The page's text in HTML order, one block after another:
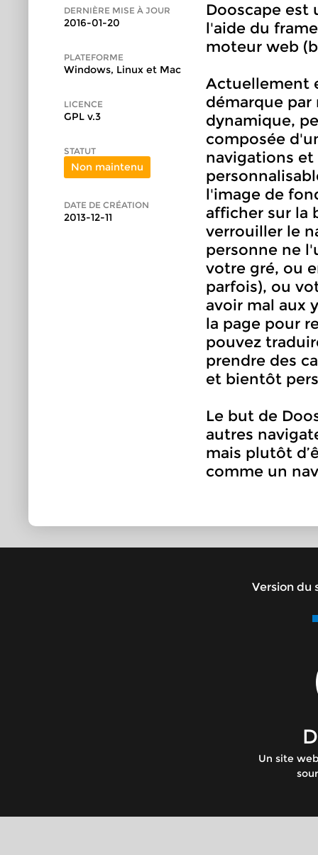
DERNIÈRE MISE À JOUR
2016-01-20
PLATEFORME
Windows, Linux et Mac
LICENCE
GPL v.3
STATUT
Non maintenu
DATE DE CRÉATION
2013-12-11
Dooscape est
l'aide du
moteur web
Actuellement
démarque
dynamique,
composée
navigations
l'image de
afficher sur la
verrouiller le
personne ne
votre gré, ou
parfois), ou
avoir mal aux
la page pour
pouvez
prendre des
et bientôt
Le but de
autres
mais plutôt
comme un
Version du
Un site